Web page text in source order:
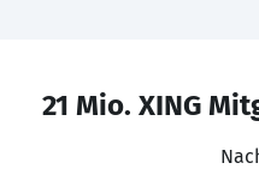
21 Mio. XING